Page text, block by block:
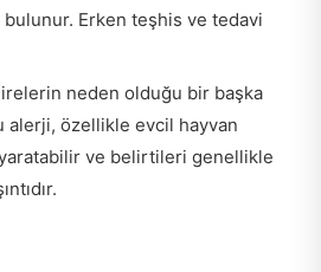
bulunur. Erken teşhis ve tedavi
neden olduğu bir başka
alerji, özellikle evcil hayvan
ve belirtileri genellikle